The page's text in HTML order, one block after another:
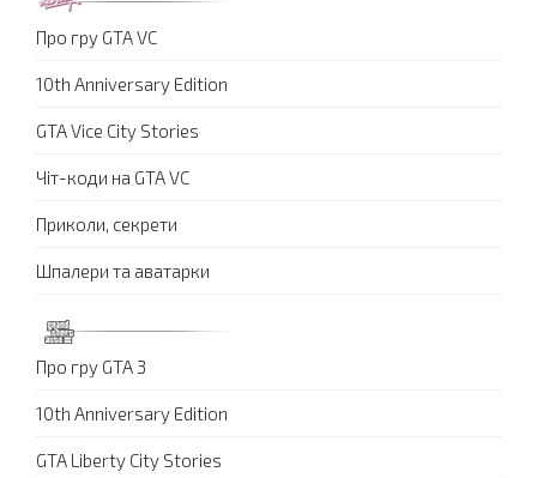
Про гру GTA VC
10th Anniversary Edition
GTA Vice City Stories
Чіт-коди на GTA VC
Приколи, секрети
Шпалери та аватарки
Про гру GTA 3
10th Anniversary Edition
GTA Liberty City Stories